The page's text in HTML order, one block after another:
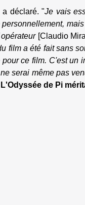
déclaré. "Je vais
[Claudio
film a été fait sans
ce film. C'est un
serai même pas
de Pi